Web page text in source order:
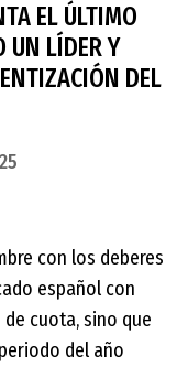
EL ÚLTIMO
UN LÍDER Y
DEL
con los deberes
español con
de cuota, sino que
del año